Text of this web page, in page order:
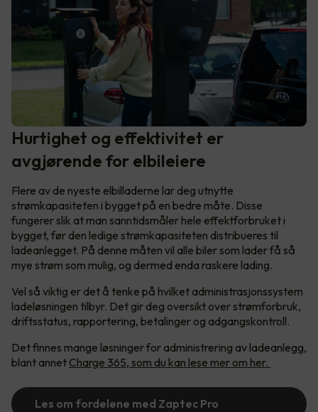
Hurtighet og effektivitet er
avgjørende for elbileiere
Flere av de nyeste elbilladerne lar deg utnytte
strømkapasiteten i bygget på en bedre måte. Disse
fungerer slik at man sanntidsmåler hele effektforbruket i
bygget, før den ledige strømkapasiteten distribueres til
ladeanlegget. På denne måten vil alle biler som lader få så
mye strøm som mulig, og dermed enda raskere lading.
Vel så viktig er det å tenke på hvilket administrasjonssystem
ladeløsningen tilbyr. Det gir deg oversikt over strømforbruk,
driftsstatus, rapportering, betalinger og adgangskontroll.
Det finnes mange løsninger for administrering av ladeanlegg,
blant annet Charge 365, som du kan lese mer om her.
Les om fordelene med Zaptec Pro